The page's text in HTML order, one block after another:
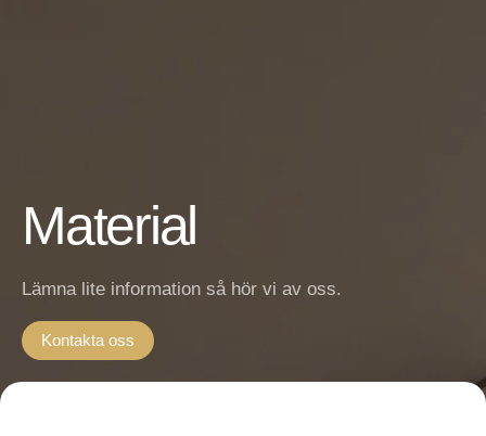
Material
Lämna lite information så hör vi av oss.
Kontakta oss